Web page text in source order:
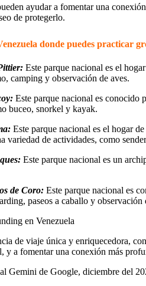
ayudar a fomentar una
de protegerlo.
donde puedes practicar
Este parque nacional es el
camping y observación de aves.
Este parque nacional es conocido
buceo, snorkel y kayak.
Este parque nacional es el hogar
variedad de actividades, como
Este parque nacional es un
de Coro: Este parque nacional es
paseos a caballo y observación
de viaje única y enriquecedora,
y a fomentar una conexión más
Gemini de Google, diciembre del